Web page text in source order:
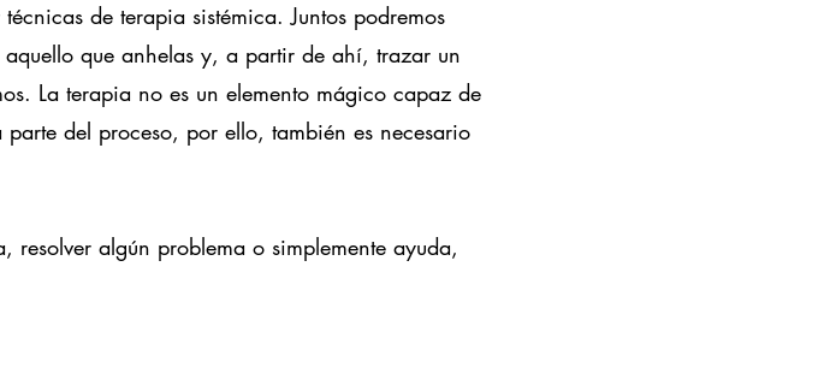
de terapia sistémica. Juntos podremos
que anhelas y, a partir de ahí, trazar un
La terapia no es un elemento mágico capaz de
del proceso, por ello, también es necesario
algún problema o simplemente ayuda,